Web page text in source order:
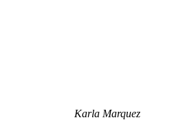
Karla Marquez